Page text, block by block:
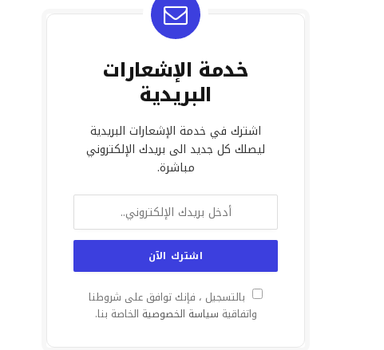
خدمة الإشعارات
البريدية
اشترك في خدمة الإشعارات البريدية
ليصلك كل جديد الى بريدك الإلكتروني
مباشرة.
بالتسجيل ، فإنك توافق على شروطنا
واتفاقية سياسة الخصوصية الخاصة بنا.